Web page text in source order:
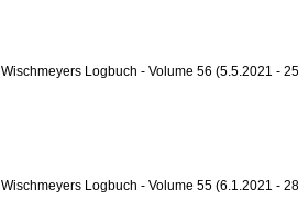
Wischmeyers Logbuch - Volume 56 (5.5.2021 -
Wischmeyers Logbuch - Volume 55 (6.1.2021 -